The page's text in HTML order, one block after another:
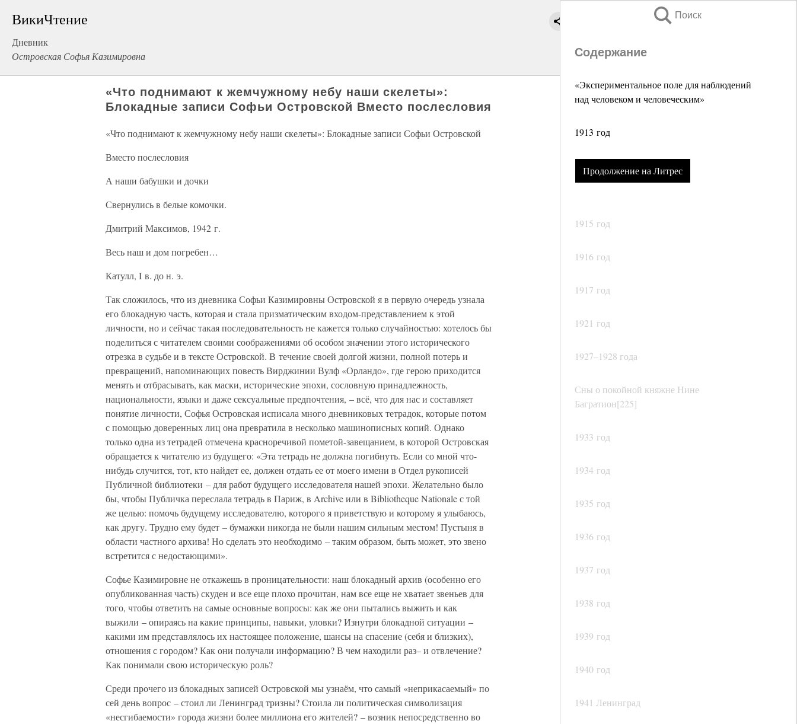
ВикиЧтение
Дневник
Островская Софья Казимировна
Поиск
Содержание
«Экспериментальное поле для наблюдений
над человеком и человеческим»
1913 год
Продолжение на Литрес
1915 год
1916 год
1917 год
1921 год
1927–1928 года
Сны о покойной княжне Нине
Багратион[225]
1933 год
1934 год
1935 год
1936 год
1937 год
1938 год
1939 год
1940 год
1941 Ленинград
«Что поднимают к жемчужному небу наши скелеты»:
Блокадные записи Софьи Островской Вместо послесловия
«Что поднимают к жемчужному небу наши скелеты»: Блокадные записи Софьи Островской
Вместо послесловия
А наши бабушки и дочки
Свернулись в белые комочки.
Дмитрий Максимов, 1942 г.
Весь наш и дом погребен…
Катулл, I в. до н. э.
Так сложилось, что из дневника Софьи Казимировны Островской я в первую очередь узнала
его блокадную часть, которая и стала призматическим входом-представлением к этой
личности, но и сейчас такая последовательность не кажется только случайностью: хотелось бы
поделиться с читателем своими соображениями об особом значении этого исторического
отрезка в cудьбе и в тексте Островской. В течение своей долгой жизни, полной потерь и
превращений, напоминающих повесть Вирджинии Вулф «Орландо», где герою приходится
менять и отбрасывать, как маски, исторические эпохи, сословную принадлежность,
национальности, языки и даже сексуальные предпочтения, – всё, что для нас и составляет
понятие личности, Софья Островская исписала много дневниковых тетрадок, которые потом
с помощью доверенных лиц она превратила в несколько машинописных копий. Однако
только одна из тетрадей отмечена красноречивой пометой-завещанием, в которой Островская
обращается к читателю из будущего: «Эта тетрадь не должна погибнуть. Если со мной что-
нибудь случится, тот, кто найдет ее, должен отдать ее от моего имени в Отдел рукописей
Публичной библиотеки – для работ будущего исследователя нашей эпохи. Желательно было
бы, чтобы Публичка переслала тетрадь в Париж, в Archive или в Bibliotheque Nationale с той
же целью: помочь будущему исследователю, которого я приветствую и которому я улыбаюсь,
как другу. Трудно ему будет – бумажки никогда не были нашим сильным местом! Пустыня в
области частного архива! Но сделать это необходимо – таким образом, быть может, это звено
встретится с недостающими».
Софье Казимировне не откажешь в проницательности: наш блокадный архив (особенно его
опубликованная часть) скуден и все еще плохо прочитан, нам все еще не хватает звеньев для
того, чтобы ответить на самые основные вопросы: как же они пытались выжить и как
выжили – опираясь на какие принципы, навыки, уловки? Изнутри блокадной ситуации –
какими им представлялось их настоящее положение, шансы на спасение (себя и близких),
отношения с городом? Как они получали информацию? В чем находили раз– и отвлечение?
Как понимали свою историческую роль?
Среди прочего из блокадных записей Островской мы узнаём, что самый «неприкасаемый» по
сей день вопрос – стоил ли Ленинград тризны? Стоила ли политическая символизация
«несгибаемости» города жизни более миллиона его жителей? – возник непосредственно во